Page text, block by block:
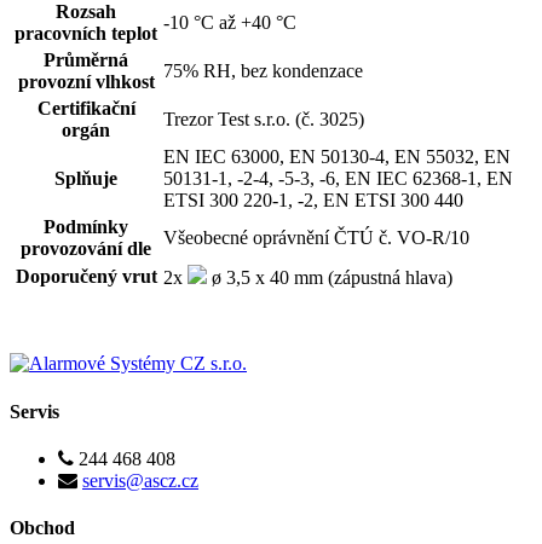
Rozsah
pracovních teplot
-10 °C až +40 °C
Průměrná
provozní vlhkost
75% RH, bez kondenzace
Certifikační
orgán
Trezor Test s.r.o. (č. 3025)
Splňuje
EN IEC 63000, EN 50130-4, EN 55032, EN
50131-1, -2-4, -5-3, -6, EN IEC 62368-1, EN
ETSI 300 220-1, -2, EN ETSI 300 440
Podmínky
provozování dle
Všeobecné oprávnění ČTÚ č. VO-R/10
Doporučený vrut 2x ø 3,5 x 40 mm (zápustná hlava)
Servis
244 468 408
servis@ascz.cz
Obchod